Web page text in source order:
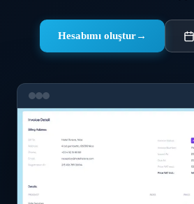
Hesabımı oluştur→